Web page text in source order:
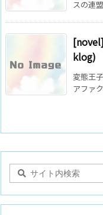
スの連
klog)
変態王
アファ